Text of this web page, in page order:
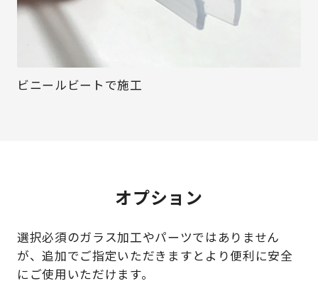
ビニールビートで施工
オプション
選択必須のガラス加工やパーツではありません
が、追加でご指定いただきますとより便利に安全
にご使用いただけます。